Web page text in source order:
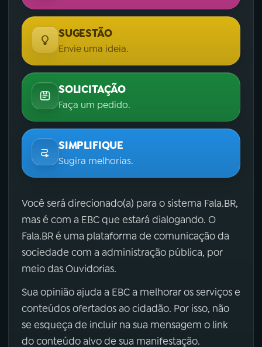
SUGESTÃO
Envie uma ideia.
SOLICITAÇÃO
Faça um pedido.
SIMPLIFIQUE
Sugira melhorias.
Você será direcionado(a) para o sistema Fala.BR,
mas é com a EBC que estará dialogando. O
Fala.BR é uma plataforma de comunicação da
sociedade com a administração pública, por
meio das Ouvidorias.
Sua opinião ajuda a EBC a melhorar os serviços e
conteúdos ofertados ao cidadão. Por isso, não
se esqueça de incluir na sua mensagem o link
do conteúdo alvo de sua manifestação.